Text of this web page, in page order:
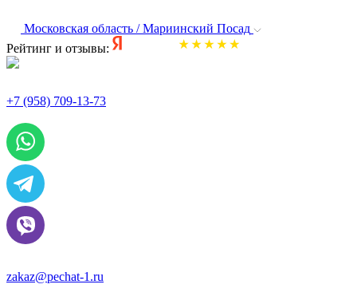
Московская область / Мариинский Посад
Рейтинг и отзывы:
+7 (958) 709-13-73
zakaz@pechat-1.ru